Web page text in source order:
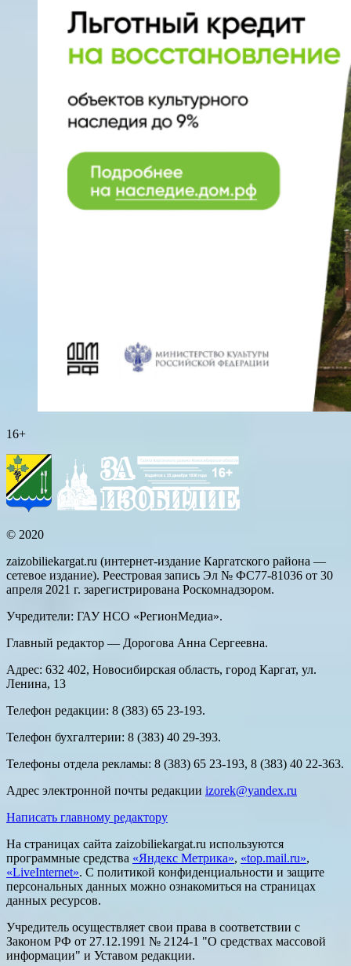
16+
© 2020
zaizobiliekargat.ru (интернет-издание Каргатского района —
сетевое издание). Реестровая запись Эл № ФС77-81036 от 30
апреля 2021 г. зарегистрирована Роскомнадзором.
Учредители: ГАУ НСО «РегионМедиа».
Главный редактор — Дорогова Анна Сергеевна.
Адрес: 632 402, Новосибирская область, город Каргат, ул.
Ленина, 13
Телефон редакции: 8 (383) 65 23-193.
Телефон бухгалтерии: 8 (383) 40 29-393.
Телефоны отдела рекламы: 8 (383) 65 23-193, 8 (383) 40 22-363.
Адрес электронной почты редакции izorek@yandex.ru
Написать главному редактору
На страницах сайта zaizobiliekargat.ru используются
программные средства «Яндекс Метрика», «top.mail.ru»,
«LiveInternet». С политикой конфиденциальности и защите
персональных данных можно ознакомиться на страницах
данных ресурсов.
Учредитель осуществляет свои права в соответствии с
Законом РФ от 27.12.1991 № 2124-1 "О средствах массовой
информации" и Уставом редакции.